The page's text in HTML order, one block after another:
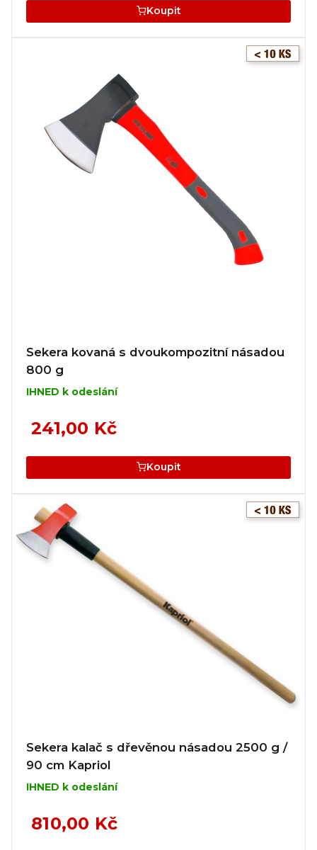
Koupit
Sekera kovaná s dvoukompozitní násadou
800 g
IHNED k odeslání
241,00 Kč
Koupit
Sekera kalač s dřevěnou násadou 2500 g /
90 cm Kapriol
IHNED k odeslání
810,00 Kč